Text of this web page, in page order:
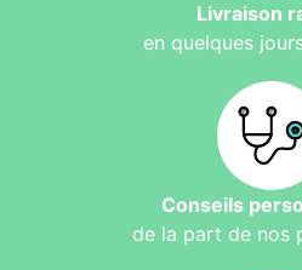
Livraison
en quelques
Conseils
de la part de nos